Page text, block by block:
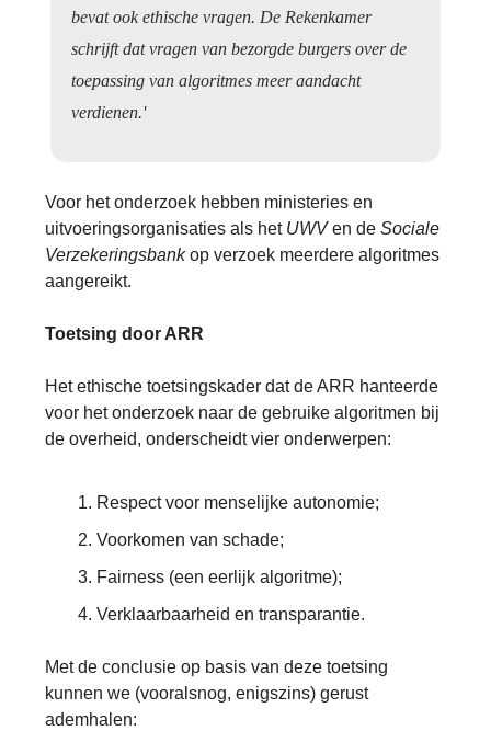
bevat ook ethische vragen. De Rekenkamer
schrijft dat vragen van bezorgde burgers over de
toepassing van algoritmes meer aandacht
verdienen.'
Voor het onderzoek hebben ministeries en
uitvoeringsorganisaties als het UWVen de Sociale
Verzekeringsbankop verzoek meerdere algoritmes
aangereikt.
Toetsing door ARR
Het ethische toetsingskader dat de ARR hanteerde
voor het onderzoek naar de gebruike algoritmen bij
de overheid, onderscheidt vier onderwerpen:
Respect voor menselijke autonomie;
Voorkomen van schade;
Fairness (een eerlijk algoritme);
Verklaarbaarheid en transparantie.
Met de conclusie op basis van deze toetsing
kunnen we (vooralsnog, enigszins) gerust
ademhalen: